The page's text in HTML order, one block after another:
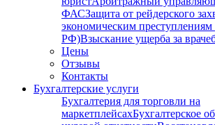
ФАСЗащита от рейдерского
экономическим
РФ)Взыскание ущерба за
Цены
Отзывы
Контакты
Бухгалтерские услуги
Бухгалтерия для торговли на
маркетплейсахБухгалтерское